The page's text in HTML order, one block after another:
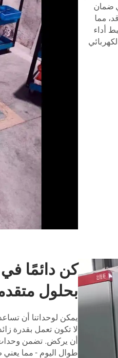
ضمان
مما
أداء
كن دائمًا
بحلول
يمكن لوحداتنا أن
لا تكون تعمل بقدرة
أن يركض. تضمن وحدات
طوال اليوم - مما